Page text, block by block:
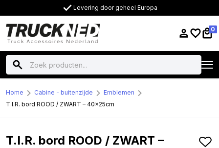
Levering door geheel Europa
0
Home Cabine - buitenzijde
Emblemen
T.I.R. bord ROOD / ZWART – 40x25cm
T.I.R. bord ROOD / ZWART –